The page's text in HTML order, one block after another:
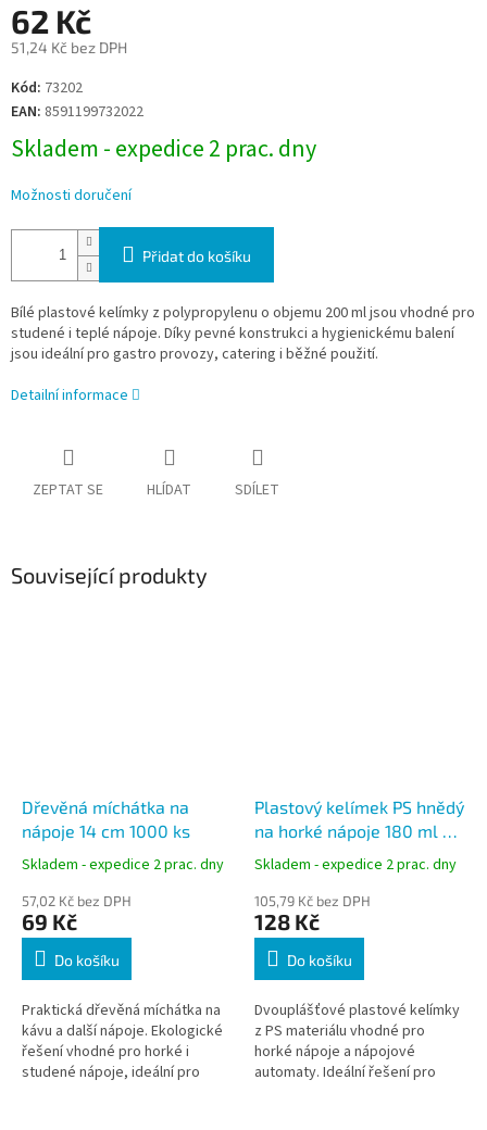
62 Kč
51,24 Kč bez DPH
Měrná
cena:
Kód: 73202
EAN: 8591199732022
Skladem - expedice 2 prac. dny
Možnosti doručení
Přidat do košíku
Bílé plastové kelímky z polypropylenu o objemu 200 ml jsou vhodné pro
studené i teplé nápoje. Díky pevné konstrukci a hygienickému balení
jsou ideální pro gastro provozy, catering i běžné použití.
Detailní informace
ZEPTAT SE HLÍDAT SDÍLET
Související produkty
Dřevěná míchátka na
nápoje 14 cm 1000 ks
Skladem - expedice 2 prac. dny
57,02 Kč bez DPH
69 Kč
Do košíku
Praktická dřevěná míchátka na
kávu a další nápoje. Ekologické
řešení vhodné pro horké i
studené nápoje, ideální pro
Plastový kelímek PS hnědý
na horké nápoje 180 ml Ø
70 mm 100 ks
Skladem - expedice 2 prac. dny
105,79 Kč bez DPH
128 Kč
Do košíku
Dvouplášťové plastové kelímky
z PS materiálu vhodné pro
horké nápoje a nápojové
automaty. Ideální řešení pro